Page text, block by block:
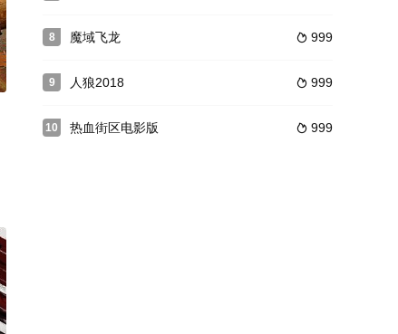
国务大臣
社会的安全。政府组织了特殊部门“C”负责浅入各个虚拟游戏检
。二十年后，各路豪杰来到奇霞镇，寻求正真剑谱，司马寒亡妻的父兄亦
8  999
魔域飞龙
9  999
人狼2018
10  999
热血街区电影版